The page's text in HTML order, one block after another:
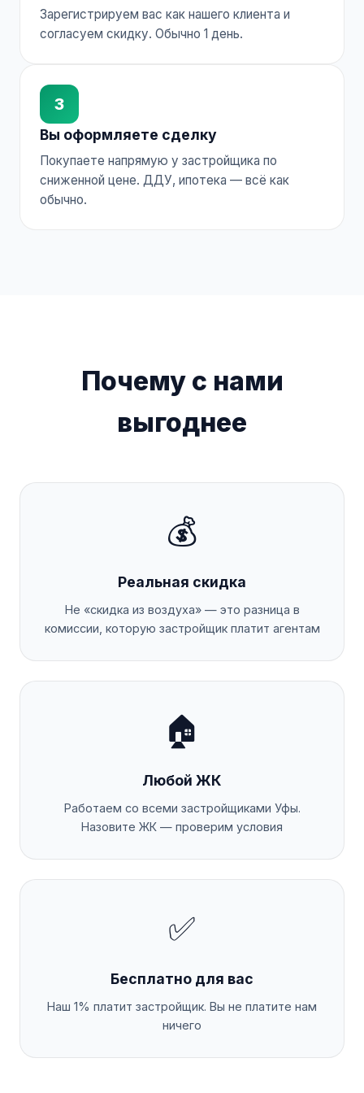
Зарегистрируем вас как нашего клиента и
согласуем скидку. Обычно 1 день.
3
Вы оформляете сделку
Покупаете напрямую у застройщика по
сниженной цене. ДДУ, ипотека — всё как
обычно.
Почему с нами
выгоднее
💰
Реальная скидка
Не «скидка из воздуха» — это разница в
комиссии, которую застройщик платит агентам
🏠
Любой ЖК
Работаем со всеми застройщиками Уфы.
Назовите ЖК — проверим условия
✅
Бесплатно для вас
Наш 1% платит застройщик. Вы не платите нам
ничего